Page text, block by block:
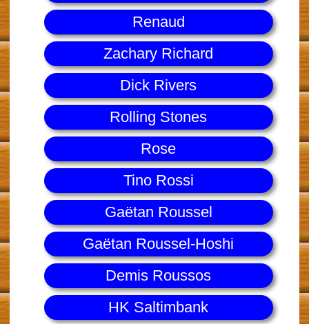
Renaud
Zachary Richard
Dick Rivers
Rolling Stones
Rose
Tino Rossi
Gaëtan Roussel
Gaëtan Roussel-Hoshi
Demis Roussos
HK Saltimbank